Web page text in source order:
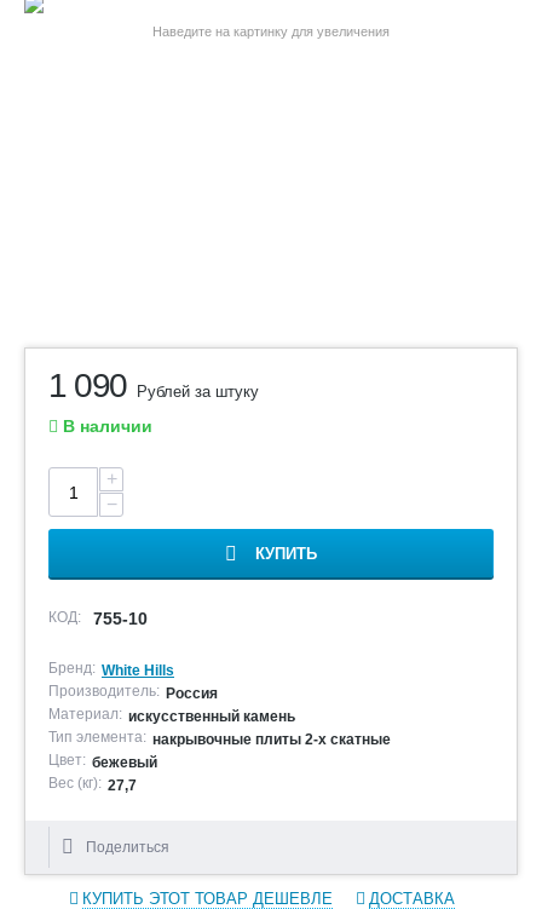
Наведите на картинку для увеличения
1 090 Рублей за штуку
В наличии
+
−
КУПИТЬ
КОД: 755-10
Бренд: White Hills
Производитель: Россия
Материал: искусственный камень
Тип элемента: накрывочные плиты 2-х скатные
Цвет: бежевый
Вес (кг): 27,7
Поделиться
КУПИТЬ ЭТОТ ТОВАР ДЕШЕВЛЕ
ДОСТАВКА